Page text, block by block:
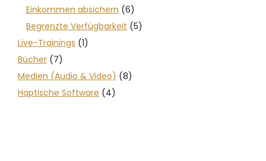
Einkommen absichern (6)
Begrenzte Verfügbarkeit (5)
Live-Trainings (1)
Bücher (7)
Medien (Audio & Video) (8)
Haptische Software (4)